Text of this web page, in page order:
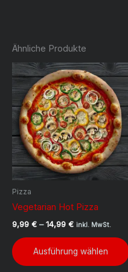
Ähnliche Produkte
Pizza
Vegetarian Hot Pizza
9,99 € –14,99 €Preisspanne:
14,99 €
inkl. MwSt.
Ausführung wählen